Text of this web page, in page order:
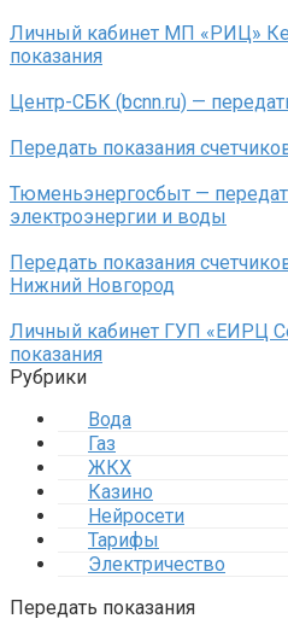
Личный кабинет МП «РИЦ»
показания
Центр-СБК (bcnn.ru) —
Передать показания
Тюменьэнергосбыт —
электроэнергии и воды
Передать показания
Нижний Новгород
Личный кабинет ГУП «ЕИРЦ
показания
Рубрики
Вода
Газ
ЖКХ
Казино
Нейросети
Тарифы
Электричество
Передать показания